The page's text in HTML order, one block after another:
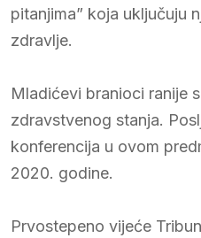
pitanjima” koja uključuju
zdravlje.
Mladićevi branioci ranije
zdravstvenog stanja.
konferencija u ovom
2020. godine.
Prvostepeno vijeće